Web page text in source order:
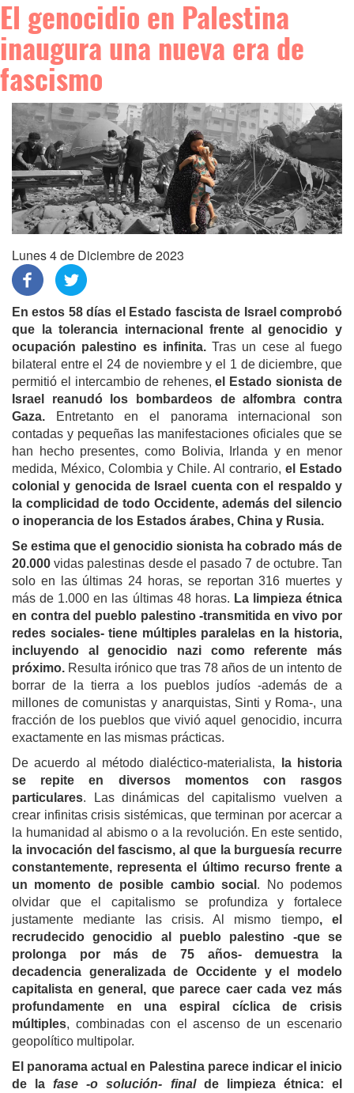
El genocidio en Palestina
inaugura una nueva era de
fascismo
Lunes 4 de Diciembre de 2023
En estos 58 días el Estado fascista de Israel comprobó
que la tolerancia internacional frente al genocidio y
ocupación palestino es infinita.Tras un cese al fuego
bilateral entre el 24 de noviembre y el 1 de diciembre, que
permitió el intercambio de rehenes,el Estado sionista de
Israel reanudó los bombardeos de alfombra contra
Gaza. Entretanto en el panorama internacional son
contadas y pequeñas las manifestaciones oficiales que se
han hecho presentes, como Bolivia, Irlanda y en menor
medida, México, Colombia y Chile. Al contrario, el Estado
colonial y genocida de Israel cuenta con el respaldo y
la complicidad de todo Occidente, además del silencio
o inoperancia de los Estados árabes, China y Rusia.
Se estima que el genocidio sionista ha cobrado más de
20.000 vidas palestinas desde el pasado 7 de octubre. Tan
solo en las últimas 24 horas, se reportan 316 muertes y
más de 1.000 en las últimas 48 horas. La limpieza étnica
en contra del pueblo palestino -transmitida en vivo por
redes sociales- tiene múltiples paralelas en la historia,
incluyendo al genocidio nazi como referente más
próximo. Resulta irónico que tras 78 años de un intento de
borrar de la tierra a los pueblos judíos -además de a
millones de comunistas y anarquistas, Sinti y Roma-, una
fracción de los pueblos que vivió aquel genocidio, incurra
exactamente en las mismas prácticas.
De acuerdo al método dialéctico-materialista,
la historia
se repite en diversos momentos con rasgos
particulares. Las dinámicas del capitalismo vuelven a
crear infinitas crisis sistémicas, que terminan por acercar a
la humanidad al abismo o a la revolución. En este sentido,
la invocación del fascismo, al que la burguesía recurre
constantemente, representa el último recurso frente a
un momento de posible cambio social . No podemos
olvidar que el capitalismo se profundiza y fortalece
justamente mediante las crisis. Al mismo tiempo, el
recrudecido genocidio al pueblo palestino -que se
prolonga por más de 75 años- demuestra la
decadencia generalizada de Occidente y el modelo
capitalista en general, que parece caer cada vez más
profundamente en una espiral cíclica de crisis
múltiples, combinadas con el ascenso de un escenario
geopolítico multipolar.
El panorama actual en Palestina parece indicar el inicio
de lafase -o solución- finalde limpieza étnica: el